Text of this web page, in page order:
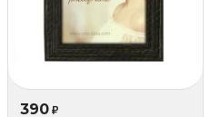
390 ₽